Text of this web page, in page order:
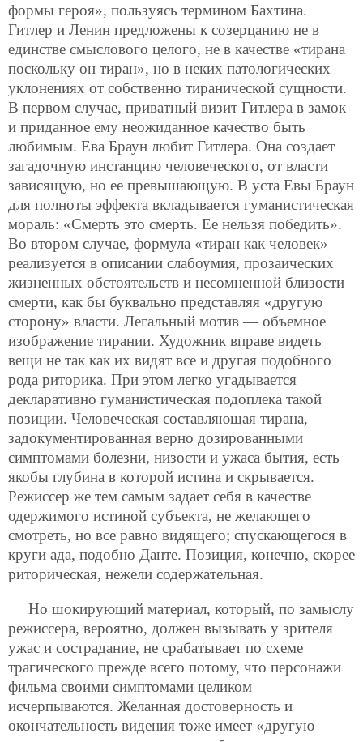
формы героя», пользуясь термином Бахтина.
Гитлер и Ленин предложены к созерцанию не в
единстве смыслового целого, не в качестве «тирана
поскольку он тиран», но в неких патологических
уклонениях от собственно тиранической сущности.
В первом случае, приватный визит Гитлера в замок
и приданное ему неожиданное качество быть
любимым. Ева Браун любит Гитлера. Она создает
загадочную инстанцию человеческого, от власти
зависящую, но ее превышающую. В уста Евы Браун
для полноты эффекта вкладывается гуманистическая
мораль: «Смерть это смерть. Ее нельзя победить».
Во втором случае, формула «тиран как человек»
реализуется в описании слабоумия, прозаических
жизненных обстоятельств и несомненной близости
смерти, как бы буквально представляя «другую
сторону» власти. Легальный мотив — объемное
изображение тирании. Художник вправе видеть
вещи не так как их видят все и другая подобного
рода риторика. При этом легко угадывается
декларативно гуманистическая подоплека такой
позиции. Человеческая составляющая тирана,
задокументированная верно дозированными
симптомами болезни, низости и ужаса бытия, есть
якобы глубина в которой истина и скрывается.
Режиссер же тем самым задает себя в качестве
одержимого истиной субъекта, не желающего
смотреть, но все равно видящего; спускающегося в
круги ада, подобно Данте. Позиция, конечно, скорее
риторическая, нежели содержательная.
Но шокирующий материал, который, по замыслу
режиссера, вероятно, должен вызывать у зрителя
ужас и сострадание, не срабатывает по схеме
трагического прежде всего потому, что персонажи
фильма своими симптомами целиком
исчерпываются. Желанная достоверность и
окончательность видения тоже имеет «другую